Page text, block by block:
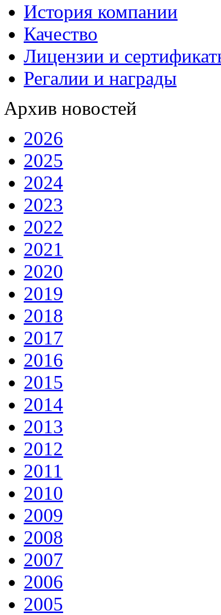
История компании
Качество
Лицензии и
Регалии и награды
Архив новостей
2026
2025
2024
2023
2022
2021
2020
2019
2018
2017
2016
2015
2014
2013
2012
2011
2010
2009
2008
2007
2006
2005